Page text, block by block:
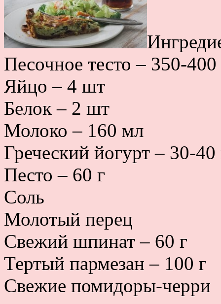
Песочное тесто – 350-400
Яйцо – 4 шт
Белок – 2 шт
Молоко – 160 мл
Греческий йогурт – 30-
Песто – 60 г
Соль
Молотый перец
Свежий шпинат – 60 г
Тертый пармезан – 100 г
Свежие помидоры-черри